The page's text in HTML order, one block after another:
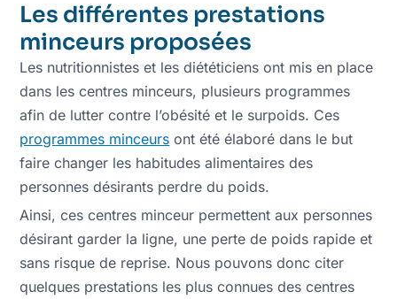
Les différentes prestations
minceurs proposées
Les nutritionnistes et les diététiciens ont mis en place
dans les centres minceurs, plusieurs programmes
afin de lutter contre l’obésité et le surpoids. Ces
programmes minceurs ont été élaboré dans le but
faire changer les habitudes alimentaires des
personnes désirants perdre du poids.
Ainsi, ces centres minceur permettent aux personnes
désirant garder la ligne, une perte de poids rapide et
sans risque de reprise. Nous pouvons donc citer
quelques prestations les plus connues des centres